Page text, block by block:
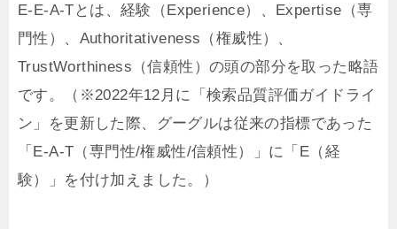
E-E-A-Tとは、経験（Experience）、Expertise（専
門性）、Authoritativeness（権威性）、
TrustWorthiness（信頼性）の頭の部分を取った略語
です。（※2022年12月に「検索品質評価ガイドライ
ン」を更新した際、グーグルは従来の指標であった
「E-A-T（専門性/権威性/信頼性）」に「E（経
験）」を付け加えました。）